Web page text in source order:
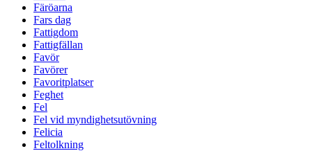
Färöarna
Fars dag
Fattigdom
Fattigfällan
Favör
Favörer
Favoritplatser
Feghet
Fel
Fel vid myndighetsutövning
Felicia
Feltolkning